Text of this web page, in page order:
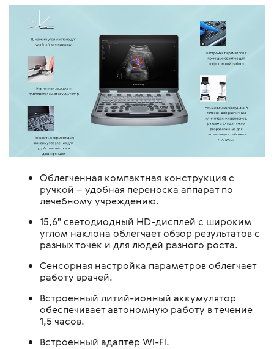
Облегченная компактная конструкция с
ручкой – удобная переноска аппарат по
лечебному учреждению.
15,6" светодиодный HD-дисплей с широким
углом наклона облегчает обзор результатов с
разных точек и для людей разного роста.
Сенсорная настройка параметров облегчает
работу врачей.
Встроенный литий-ионный аккумулятор
обеспечивает автономную работу в течение
1,5 часов.
Встроенный адаптер Wi-Fi.